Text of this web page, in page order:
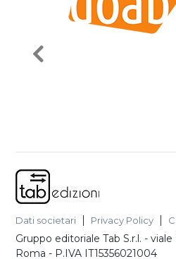
Dati societari Privacy Policy
Gruppo editoriale Tab S.r.l. -viale
Roma - P.IVA IT15356021004